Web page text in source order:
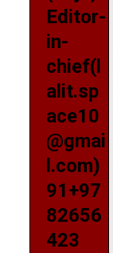
Editor-
in-
chief(l
alit.sp
ace10
@gmai
l.com)
91+97
82656
423